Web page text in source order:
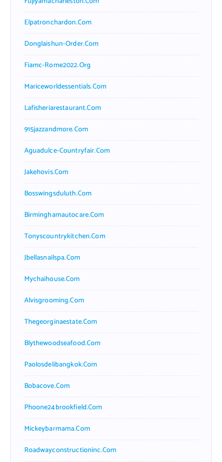
Elpatronchardon.com
Donglaishun-Order.com
Fiamc-Rome2022.org
Mariceworldessentials.com
Lafisheriarestaurant.com
915jazzandmore.com
Aguadulce-Countryfair.com
Jakehovis.com
Bosswingsduluth.com
Birminghamautocare.com
Tonyscountrykitchen.com
Jbellasnailspa.com
Mychaihouse.com
Alvisgrooming.com
Thegeorginaestate.com
Blythewoodseafood.com
Paolosdelibangkok.com
Bobacove.com
Phoone24brookfield.com
Mickeybarmama.com
Roadwayconstructioninc.com